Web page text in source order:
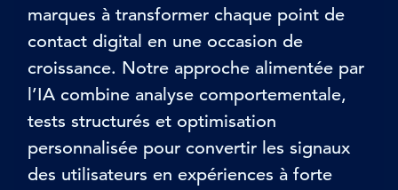
marques à transformer chaque point de
contact digital en une occasion de
croissance. Notre approche alimentée par
l’IA combine analyse comportementale,
tests structurés et optimisation
personnalisée pour convertir les signaux
des utilisateurs en expériences à forte